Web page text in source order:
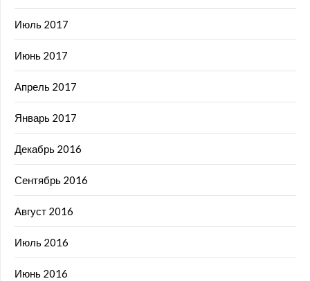
Июль 2017
Июнь 2017
Апрель 2017
Январь 2017
Декабрь 2016
Сентябрь 2016
Август 2016
Июль 2016
Июнь 2016